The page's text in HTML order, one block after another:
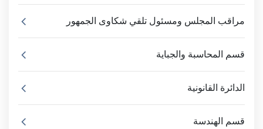
مراقب المجلس ومسئول تلقي شكاوى الجمهور
قسم المحاسبة والجباية
الدائرة القانونية
قسم الهندسة